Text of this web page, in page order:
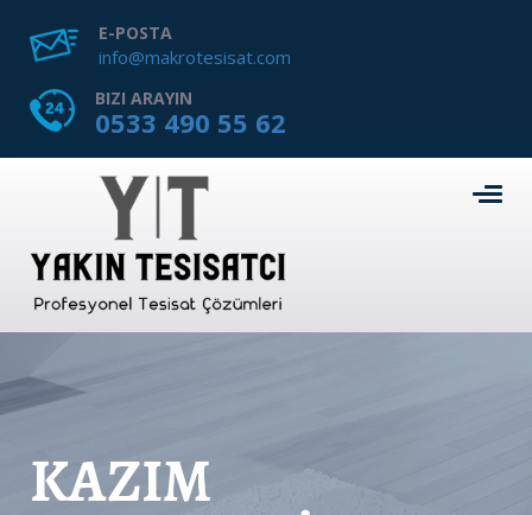
E-POSTA
info@makrotesisat.com
BIZI ARAYIN
0533 490 55 62
KAZIM